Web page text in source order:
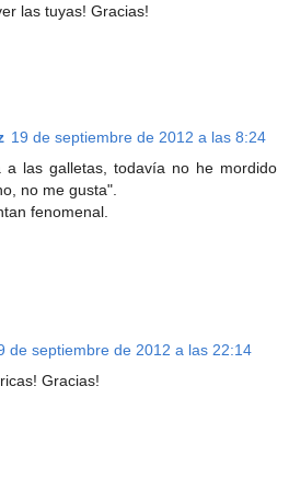
las tuyas! Gracias!
19 de septiembre de 2012 a las 8:24
a las galletas, todavía no he mordido
no me gusta".
fenomenal.
de septiembre de 2012 a las 22:14
Gracias!